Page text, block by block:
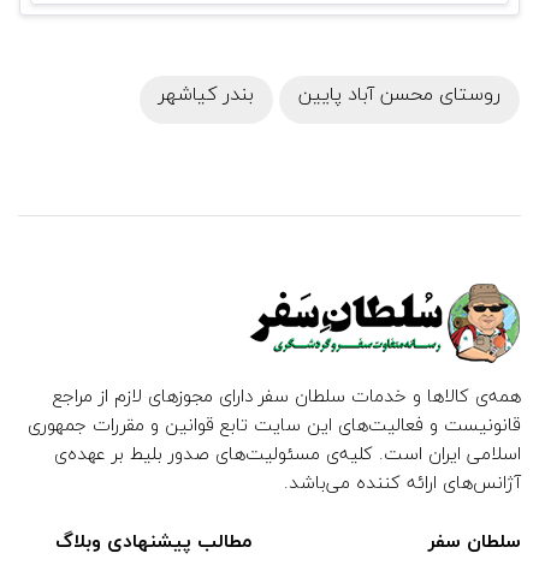
روستای محسن آباد پایین بندر کیاشهر
همه‌ی کالاها و خدمات سلطان سفر دارای مجوزهای لازم از مراجع
قانونیست و فعالیت‌های این سایت تابع قوانین و مقررات جمهوری
اسلامی ایران است. کلیه‌ی مسئولیت‌های صدور بلیط بر عهده‌ی
آژانس‌های ارائه کننده می‌باشد.
سلطان سفر مطالب پیشنهادی وبلاگ